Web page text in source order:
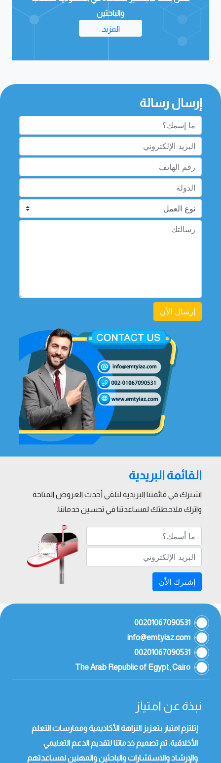
المزيد
إرسال رسالة
إرسال الاًن
القائمة البريدية
اشترك في قائمتنا البريدية لتلقي أحدث العروض المتاحة
واترك ملاحظتك لمساعدتنا في تحسين خدماتنا.
إشترك الاًن
00201067090531
info@emtyiaz.com
00201067090531
The Arab Republic of Egypt, Cairo
نبذة عن امتياز
إتلتزم امتياز بتعزيز النزاهة الأكاديمية وممارسات التعلم
الأخلاقية. تم تصميم خدماتنا لتقديم الدعم التعليمي
والإرشاد والاستشارات والباحثين والمهنين لمساعدتهم